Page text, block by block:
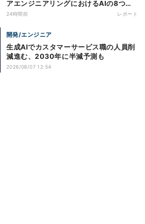
アエンジニアリングにおけるAIの8つの
神話への賛否
24時間前 レポート
開発/エンジニア
生成AIでカスタマーサービス職の人員削
減進む、2030年に半減予測も
2026/08/07 12:54